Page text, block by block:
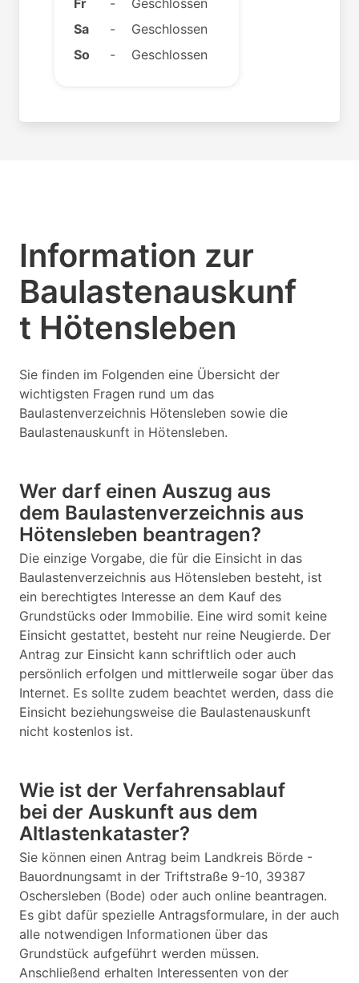
Fr -
Geschlossen
Sa
-
Geschlossen
So
- Geschlossen
Information zur
Baulastenauskunf
t Hötensleben
Sie finden im Folgenden eine Übersicht der
wichtigsten Fragen rund um das
Baulastenverzeichnis Hötensleben sowie die
Baulastenauskunft in Hötensleben.
Wer darf einen Auszug aus
dem Baulastenverzeichnis aus
Hötensleben beantragen?
Die einzige Vorgabe, die für die Einsicht in das
Baulastenverzeichnis aus Hötensleben besteht, ist
ein berechtigtes Interesse an dem Kauf des
Grundstücks oder Immobilie. Eine wird somit keine
Einsicht gestattet, besteht nur reine Neugierde. Der
Antrag zur Einsicht kann schriftlich oder auch
persönlich erfolgen und mittlerweile sogar über das
Internet. Es sollte zudem beachtet werden, dass die
Einsicht beziehungsweise die Baulastenauskunft
nicht kostenlos ist.
Wie ist der Verfahrensablauf
bei der Auskunft aus dem
Altlastenkataster?
Sie können einen Antrag beim Landkreis Börde -
Bauordnungsamt in der Triftstraße 9-10, 39387
Oschersleben (Bode) oder auch online beantragen.
Es gibt dafür spezielle Antragsformulare, in der auch
alle notwendigen Informationen über das
Grundstück aufgeführt werden müssen.
Anschließend erhalten Interessenten von der